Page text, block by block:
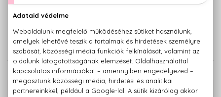
27.350 Ft
KAPCSOLÓDÓ TERMÉKEK
100% eredeti termékek,14 napos visszaküldési garanciával